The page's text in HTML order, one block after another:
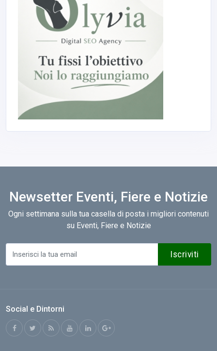
Newsetter Eventi, Fiere e Notizie
Ogni settimana sulla tua casella di posta i migliori contenuti
su Eventi, Fiere e Notizie
Iscriviti
Social e Dintorni